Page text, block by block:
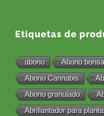
Etiquetas de
abono Abono
Abono Cannabis
Abono granulado
Abrillantador para